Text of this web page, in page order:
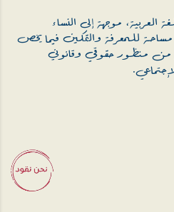
موجهة إلى النساء
للمعرفة والتمكين فيما يخص
من منظور حقوقي وقانوني